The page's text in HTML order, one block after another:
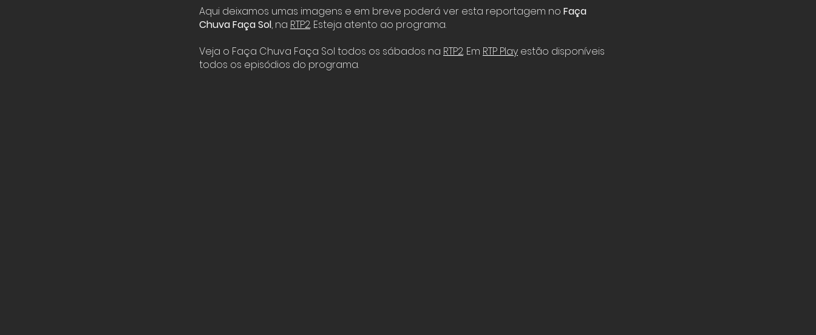
Aqui deixamos umas imagens e em breve poderá ver esta reportagem no Faça
Chuva Faça Sol, na RTP2. Esteja atento ao programa.
Veja o Faça Chuva Faça Sol todos os sábados na RTP2. Em RTP Play estão disponíveis
todos os episódios do programa.